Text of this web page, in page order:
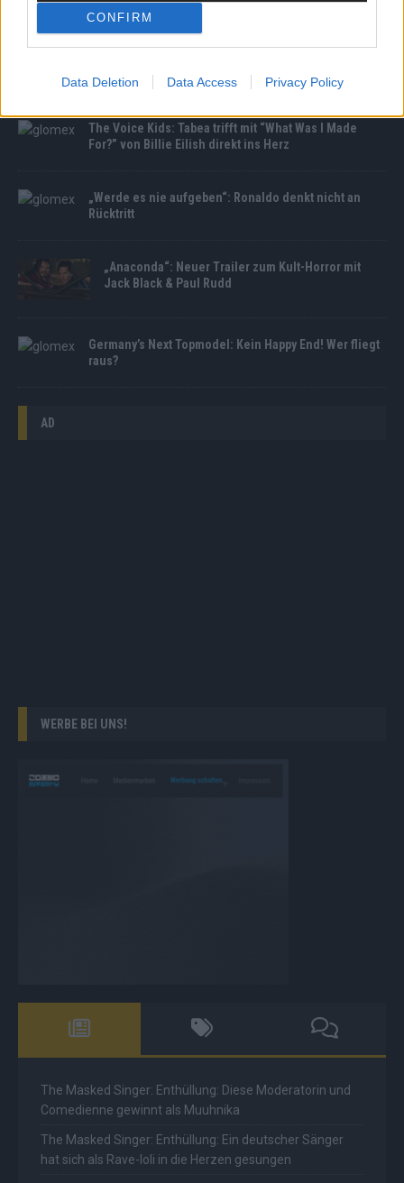
CONFIRM
Data Deletion Data Access Privacy Policy
MEDIATHEK
diesem Billie Eilish Hit mehr Erfolg?
The Voice Kids: Tabea trifft mit “What Was I Made
For?” von Billie Eilish direkt ins Herz
„Werde es nie aufgeben“: Ronaldo denkt nicht an
Rücktritt
„Anaconda“: Neuer Trailer zum Kult-Horror mit
Jack Black & Paul Rudd
Germany’s Next Topmodel: Kein Happy End! Wer fliegt
raus?
AD
WERBE BEI UNS!
The Masked Singer: Enthüllung: Diese Moderatorin und
Comedienne gewinnt als Muuhnika
The Masked Singer: Enthüllung: Ein deutscher Sänger
hat sich als Rave-Ioli in die Herzen gesungen